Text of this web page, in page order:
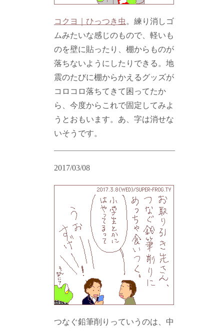
コクヨ｜ひっつき虫 。練り消しゴ
ムみたいな感じのもので、軽いも
のを壁に貼ったり、棚からものが
落ちないようにしたりできる。地
震のたびに棚からかえるグッズが
コロコロ落ちてきて困ってたか
ら、今度からこれで固定してみよ
うとおもいます。あ、字は消せな
いそうです。
2017/03/08
つなぐ鉛筆削りっていうのは、中